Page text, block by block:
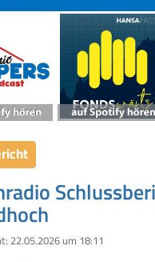
22.05.2026 um 18:11